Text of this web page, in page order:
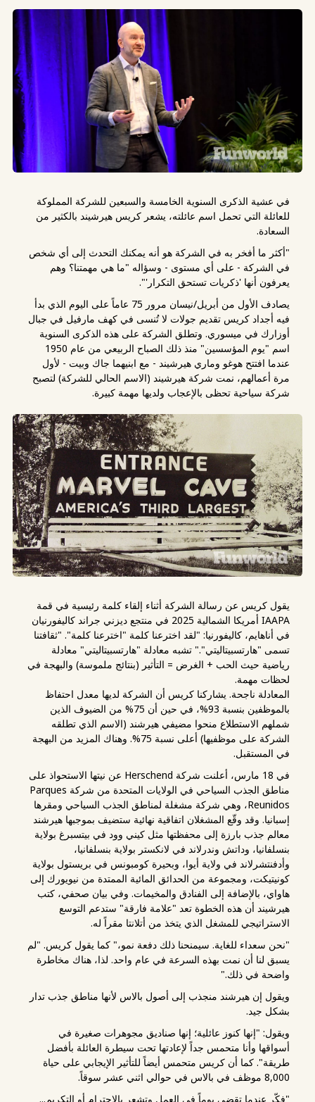
في عشية الذكرى السنوية الخامسة والسبعين للشركة المملوكة
للعائلة التي تحمل اسم عائلته، يشعر كريس هيرشيند بالكثير من
السعادة.
"أكثر ما أفخر به في الشركة هو أنه يمكنك التحدث إلى أي شخص
في الشركة - على أي مستوى - وسؤاله "ما هي مهمتنا؟ وهم
يعرفون أنها 'ذكريات تستحق التكرار'".
يصادف الأول من أبريل/نيسان مرور 75 عاماً على اليوم الذي بدأ
فيه أجداد كريس تقديم جولات لا تُنسى في كهف مارفيل في جبال
أوزارك في ميسوري. وتطلق الشركة على هذه الذكرى السنوية
اسم "يوم المؤسسين" منذ ذلك الصباح الربيعي من عام 1950
عندما افتتح هوغو وماري هيرشيند - مع ابنيهما جاك وبيت - لأول
مرة أعمالهم، نمت شركة هيرشيند (الاسم الحالي للشركة) لتصبح
شركة سياحية تحظى بالإعجاب ولديها مهمة كبيرة.
يقول كريس عن رسالة الشركة أثناء إلقاء كلمة رئيسية في قمة
IAAPA أمريكا الشمالية 2025 في منتجع ديزني جراند كاليفورنيان
في أناهايم، كاليفورنيا: "لقد اخترعنا كلمة "اخترعنا كلمة". "ثقافتنا
تسمى "هارتسبيتاليتي"." تشبه معادلة "هارتسبيتاليتي" معادلة
رياضية حيث الحب + الغرض = التأثير (بنتائج ملموسة) والبهجة في
لحظات مهمة.
المعادلة ناجحة. يشاركنا كريس أن الشركة لديها معدل احتفاظ
بالموظفين بنسبة 93%، في حين أن 75% من الضيوف الذين
شملهم الاستطلاع منحوا مضيفي هيرشند (الاسم الذي تطلقه
الشركة على موظفيها) أعلى نسبة 75%. وهناك المزيد من البهجة
في المستقبل.
في 18 مارس، أعلنت شركة Herschend عن نيتها الاستحواذ على
مناطق الجذب السياحي في الولايات المتحدة من شركة Parques
Reunidos، وهي شركة مشغلة لمناطق الجذب السياحي ومقرها
إسبانيا. وقد وقّع المشغلان اتفاقية نهائية ستضيف بموجبها هيرشند
معالم جذب بارزة إلى محفظتها مثل كيني وود في بيتسبرغ بولاية
بنسلفانيا، وداتش وندرلاند في لانكستر بولاية بنسلفانيا،
وأدفنتشرلاند في ولاية أيوا، وبحيرة كومبونس في بريستول بولاية
كونيتيكت، ومجموعة من الحدائق المائية الممتدة من نيويورك إلى
هاواي، بالإضافة إلى الفنادق والمخيمات. وفي بيان صحفي، كتب
هيرشيند أن هذه الخطوة تعد "علامة فارقة" ستدعم التوسع
الاستراتيجي للمشغل الذي يتخذ من أتلانتا مقراً له.
"نحن سعداء للغاية. سيمنحنا ذلك دفعة نمو،" كما يقول كريس. "لم
يسبق لنا أن نمت بهذه السرعة في عام واحد. لذا، هناك مخاطرة
واضحة في ذلك."
ويقول إن هيرشند منجذب إلى أصول بالاس لأنها مناطق جذب تدار
بشكل جيد.
ويقول: "إنها كنوز عائلية؛ إنها صناديق مجوهرات صغيرة في
أسواقها وأنا متحمس جداً لإعادتها تحت سيطرة العائلة بأفضل
طريقة". كما أن كريس متحمس أيضاً للتأثير الإيجابي على حياة
8,000 موظف في بالاس في حوالي اثني عشر سوقاً.
"فكّر عندما تقضي يوماً في العمل وتشعر بالاحترام أو التكريم...